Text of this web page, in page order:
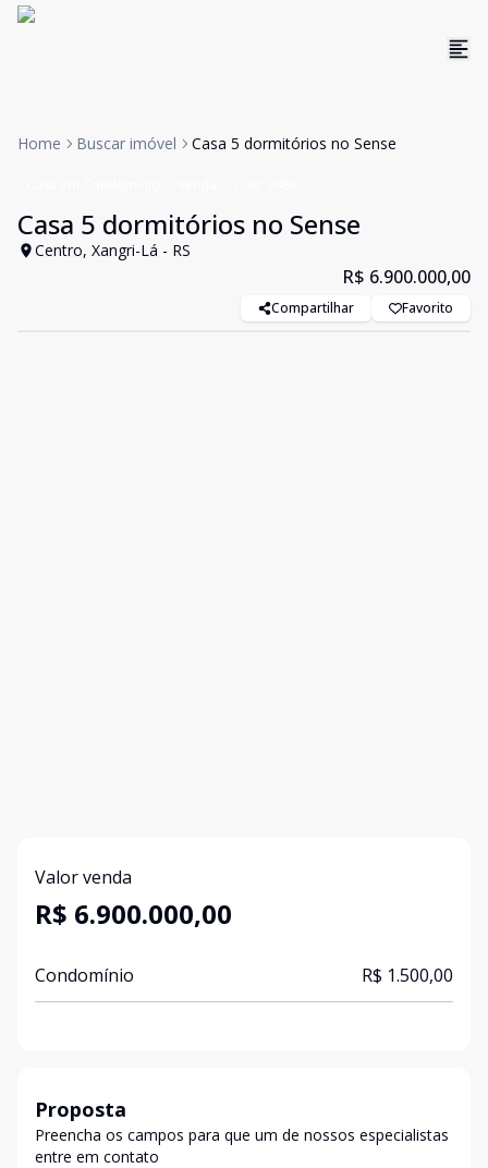
Home Buscar imóvel Casa 5 dormitórios no Sense
Casa 5 dormitórios no Sense
Centro, Xangri-Lá - RS
R$ 6.900.000,00
Compartilhar Favorito
Valor venda
R$ 6.900.000,00
Condomínio R$ 1.500,00
Proposta
Preencha os campos para que um de nossos especialistas
entre em contato